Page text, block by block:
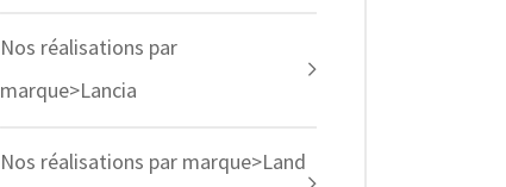
Nos réalisations par
marque>Lancia
Nos réalisations par marque>Land